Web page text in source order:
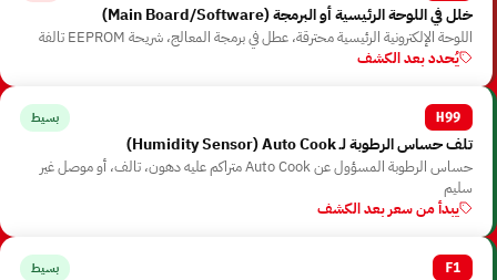
خلل في اللوحة الرئيسية أو البرمجة ⁨(Main Board/Software)⁩
اللوحة الإلكترونية الرئيسية محترقة، عطل في برمجة المعالج، شريحة EEPROM تالفة
يُحدد بعد الكشف
H99 بسيط
تلف حساس الرطوبة لـ Auto Cook ⁨(Humidity Sensor)⁩
حساس الرطوبة المسؤول عن Auto Cook متراكم عليه دهون، تالف، أو موصل غير
سليم
يبدأ من سعر بعد الكشف
F1 بسيط